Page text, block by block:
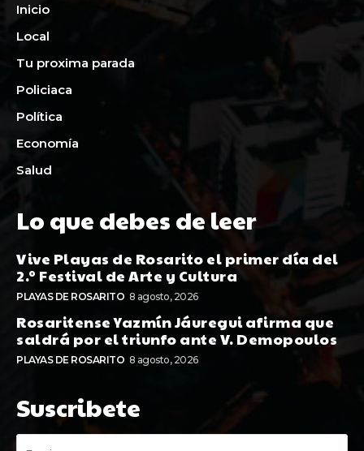
Inicio
Local
Tu proxima parada
Policiaca
Política
Economía
Salud
Lo que debes de leer
Vive Playas de Rosarito el primer día del
2.º Festival de Arte y Cultura
PLAYAS DE ROSARITO 8 agosto, 2026
Rosaritense Yazmín Jáuregui afirma que
saldrá por el triunfo ante V. Demopoulos
PLAYAS DE ROSARITO 8 agosto, 2026
Suscribete